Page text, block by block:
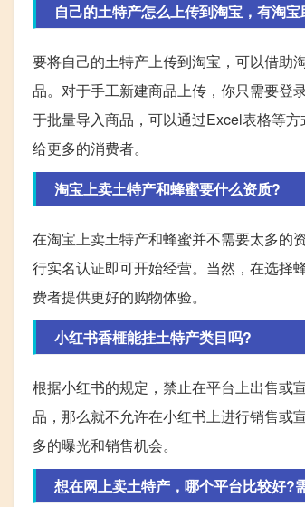
自己的土特产怎么上传到淘宝，有淘宝
要将自己的土特产上传到淘宝，可以借助
品。对于手工新建商品上传，你只需要登
于批量导入商品，可以通过Excel表格等
给更多的消费者。
淘宝上卖土特产和蜂蜜要什么资质?
在淘宝上卖土特产和蜂蜜并不需要太多的
行实名认证即可开始经营。当然，在选择
费者提供更好的购物体验。
小红书香榧能挂土特产类目吗?
根据小红书的规定，禁止在平台上出售或
品，那么就不允许在小红书上进行销售或
多的曝光和销售机会。
想在网上卖土特产，哪个平台比较好?